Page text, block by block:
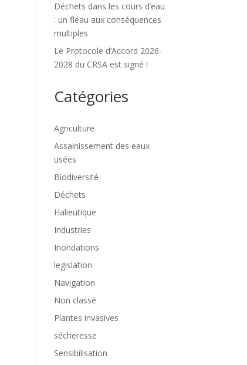
Déchets dans les cours d’eau
: un fléau aux conséquences
multiples
Le Protocole d’Accord 2026-
2028 du CRSA est signé !
Catégories
Agriculture
Assainissement des eaux
usées
Biodiversité
Déchets
Halieutique
Industries
Inondations
legislation
Navigation
Non classé
Plantes invasives
sécheresse
Sensibilisation